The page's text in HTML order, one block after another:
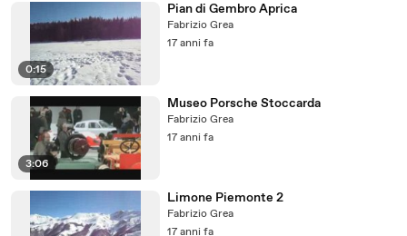
0:15
Pian di Gembro Aprica
Fabrizio Grea
17 anni fa
3:06
Museo Porsche Stoccarda
Fabrizio Grea
17 anni fa
Limone Piemonte 2
Fabrizio Grea
17 anni fa